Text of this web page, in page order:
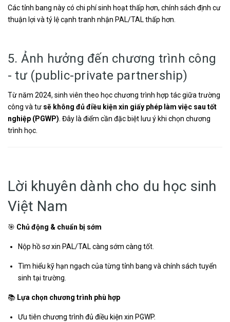
Các tỉnh bang này có chi phí sinh hoạt thấp hơn, chính sách định cư
thuận lợi và tỷ lệ cạnh tranh nhận PAL/TAL thấp hơn.
5. Ảnh hưởng đến chương trình công
- tư (public-private partnership)
Từ năm 2024, sinh viên theo học chương trình hợp tác giữa trường
công và tư sẽ không đủ điều kiện xin giấy phép làm việc sau tốt
nghiệp (PGWP) . Đây là điểm cần đặc biệt lưu ý khi chọn chương
trình học.
Lời khuyên dành cho du học sinh
Việt Nam
🎯 Chủ động & chuẩn bị sớm
Nộp hồ sơ xin PAL/TAL càng sớm càng tốt.
Tìm hiểu kỹ hạn ngạch của từng tỉnh bang và chính sách tuyển
sinh tại trường.
📚 Lựa chọn chương trình phù hợp
Ưu tiên chương trình đủ điều kiện xin PGWP.